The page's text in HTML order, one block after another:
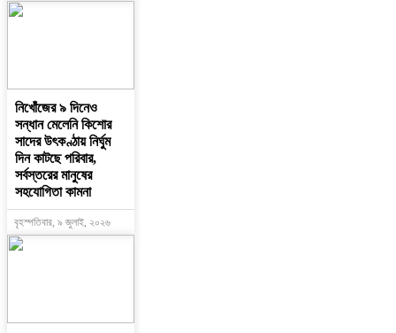
নিখোঁজের ৯ দিনেও
সন্ধান মেলেনি কিশোর
সাদের উৎকণ্ঠায় নির্ঘুম
দিন কাটছে পরিবার,
সর্বস্তরের মানুষের
সহযোগিতা কামনা
বৃহস্পতিবার, ৯ জুলাই, ২০২৬